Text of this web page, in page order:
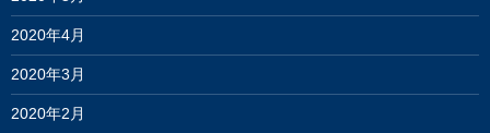
2020年4月
2020年3月
2020年2月